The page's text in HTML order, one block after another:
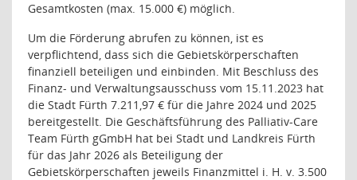
Gesamtkosten (max. 15.000 €) möglich.
Um die Förderung abrufen zu können, ist es
verpflichtend, dass sich die Gebietskörperschaften
finanziell beteiligen und einbinden. Mit Beschluss des
Finanz- und Verwaltungsausschuss vom 15.11.2023 hat
die Stadt Fürth 7.211,97 € für die Jahre 2024 und 2025
bereitgestellt. Die Geschäftsführung des Palliativ-Care
Team Fürth gGmbH hat bei Stadt und Landkreis Fürth
für das Jahr 2026 als Beteiligung der
Gebietskörperschaften jeweils Finanzmittel i. H. v. 3.500